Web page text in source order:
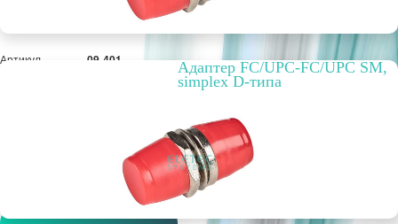
Артикул 09-401
Адаптер FC/UPC-FC/UPC SM,
simplex D-типа